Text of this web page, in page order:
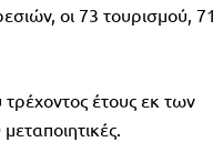
οι 73 τουρισμού, 71
έτους εκ των